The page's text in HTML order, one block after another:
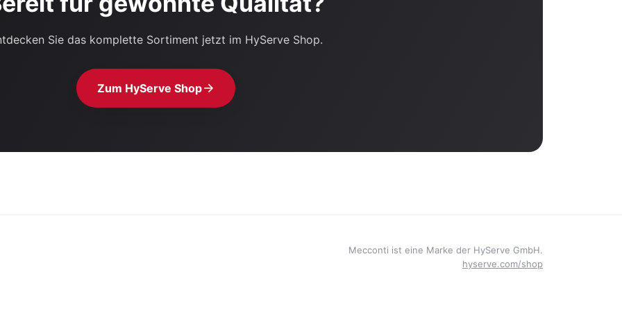
Sie das komplette Sortiment jetzt im HyServe Shop.
Zum HyServe Shop
Mecconti ist eine Marke der HyServe GmbH.
hyserve.com/shop